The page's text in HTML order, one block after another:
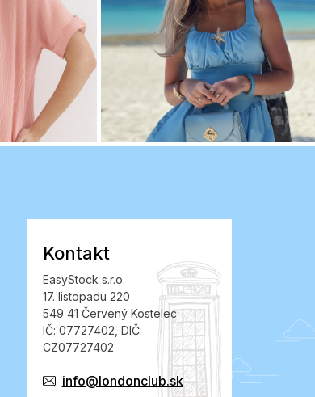
Kontakt
EasyStock s.r.o.
17. listopadu 220
549 41 Červený Kostelec
IČ: 07727402, DIČ:
CZ07727402
info@londonclub.sk